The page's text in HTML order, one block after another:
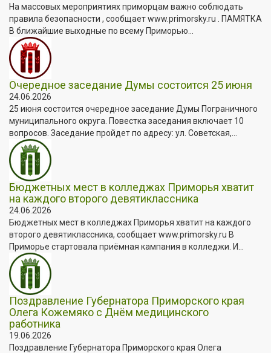
На массовых мероприятиях приморцам важно соблюдать
правила безопасности , сообщает www.primorsky.ru . ПАМЯТКА
В ближайшие выходные по всему Приморью...
Очередное заседание Думы состоится 25 июня
24.06.2026
25 июня состоится очередное заседание Думы Пограничного
муниципального округа. Повестка заседания включает 10
вопросов. Заседание пройдет по адресу: ул. Советская,...
Бюджетных мест в колледжах Приморья хватит
на каждого второго девятиклассника
24.06.2026
Бюджетных мест в колледжах Приморья хватит на каждого
второго девятиклассника, сообщает www.primorsky.ru В
Приморье стартовала приёмная кампания в колледжи. И...
Поздравление Губернатора Приморского края
Олега Кожемяко с Днём медицинского
работника
19.06.2026
Поздравление Губернатора Приморского края Олега